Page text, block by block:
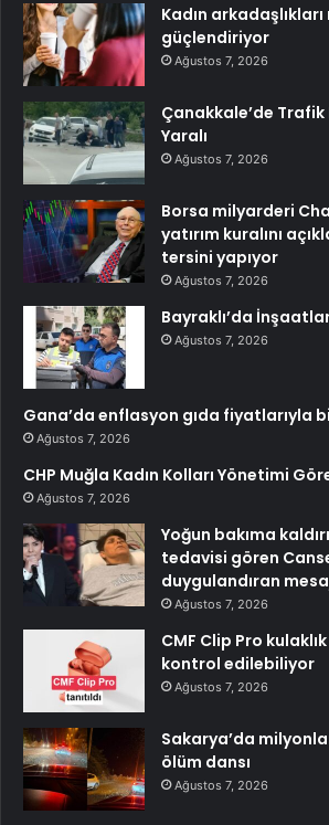
Kadın arkadaşlıkları
güçlendiriyor
Ağustos 7, 2026
Çanakkale’de Trafik
Yaralı
Ağustos 7, 2026
Borsa milyarderi
yatırım kuralını
tersini yapıyor
Ağustos 7, 2026
Bayraklı’da
Ağustos 7, 2026
Gana’da enflasyon gıda fiyatlarıyla
Ağustos 7, 2026
CHP Muğla Kadın Kolları Yönetimi
Ağustos 7, 2026
Yoğun bakıma
tedavisi gören
duygulandıran
Ağustos 7, 2026
CMF Clip Pro
kontrol edilebiliyor
Ağustos 7, 2026
Sakarya’da
ölüm dansı
Ağustos 7, 2026